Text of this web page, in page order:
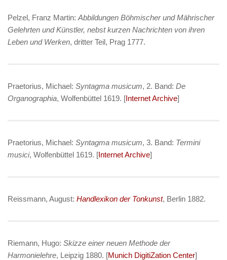
Pelzel, Franz Martin: Abbildungen Böhmischer und Mährischer
Gelehrten und Künstler, nebst kurzen Nachrichten von ihren
Leben und Werken, dritter Teil, Prag 1777.
Praetorius, Michael: Syntagma musicum, 2. Band: De
Organographia, Wolfenbüttel 1619. [Internet Archive]
Praetorius, Michael: Syntagma musicum, 3. Band: Termini
musici, Wolfenbüttel 1619. [Internet Archive]
Reissmann, August: Handlexikon der Tonkunst, Berlin 1882.
Riemann, Hugo: Skizze einer neuen Methode der
Harmonielehre, Leipzig 1880. [Munich DigitiZation Center]